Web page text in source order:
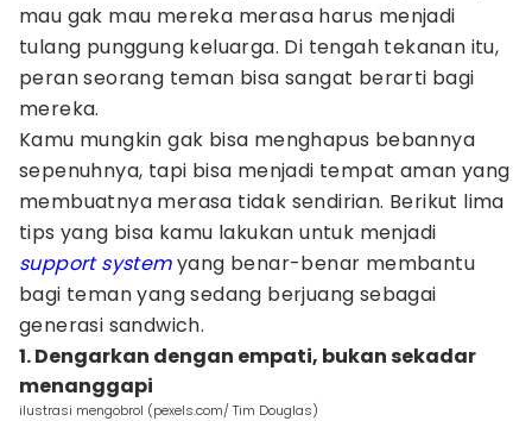
mau gak mau mereka merasa harus menjadi
tulang punggung keluarga. Di tengah tekanan itu,
peran seorang teman bisa sangat berarti bagi
mereka.
Kamu mungkin gak bisa menghapus bebannya
sepenuhnya, tapi bisa menjadi tempat aman yang
membuatnya merasa tidak sendirian. Berikut lima
tips yang bisa kamu lakukan untuk menjadi
support systemyang benar-benar membantu
bagi teman yang sedang berjuang sebagai
generasi sandwich.
1. Dengarkan dengan empati, bukan sekadar
menanggapi
ilustrasi mengobrol (pexels.com/ Tim Douglas)